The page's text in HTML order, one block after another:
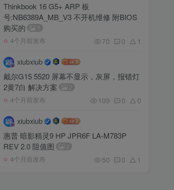
Thinkbook 16 G5+ ARP 板
号:NB6389A_MB_V3 不开机维修 附BIOS
购买的
5
4个月前发布 70 0 1
xiubxiub
戴尔G15 5520 屏幕不显示，灰屏，报错灯
2黄7白 解决方案
2
4个月前发布 109 0 0
xiubxiub
惠普 暗影精灵9 HP JPR6F LA-M783P
REV 2.0 阻值图
2
4个月前发布 50 0 1